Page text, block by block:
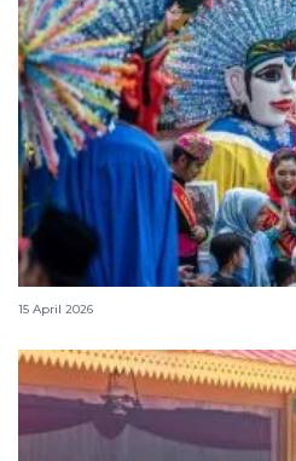
Lebaran Betawi, harmoni
15 April 2026